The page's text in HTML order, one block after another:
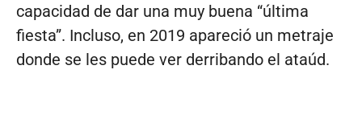
capacidad de dar una muy buena “última
fiesta”. Incluso, en 2019 apareció un metraje
donde se les puede ver derribando el ataúd.